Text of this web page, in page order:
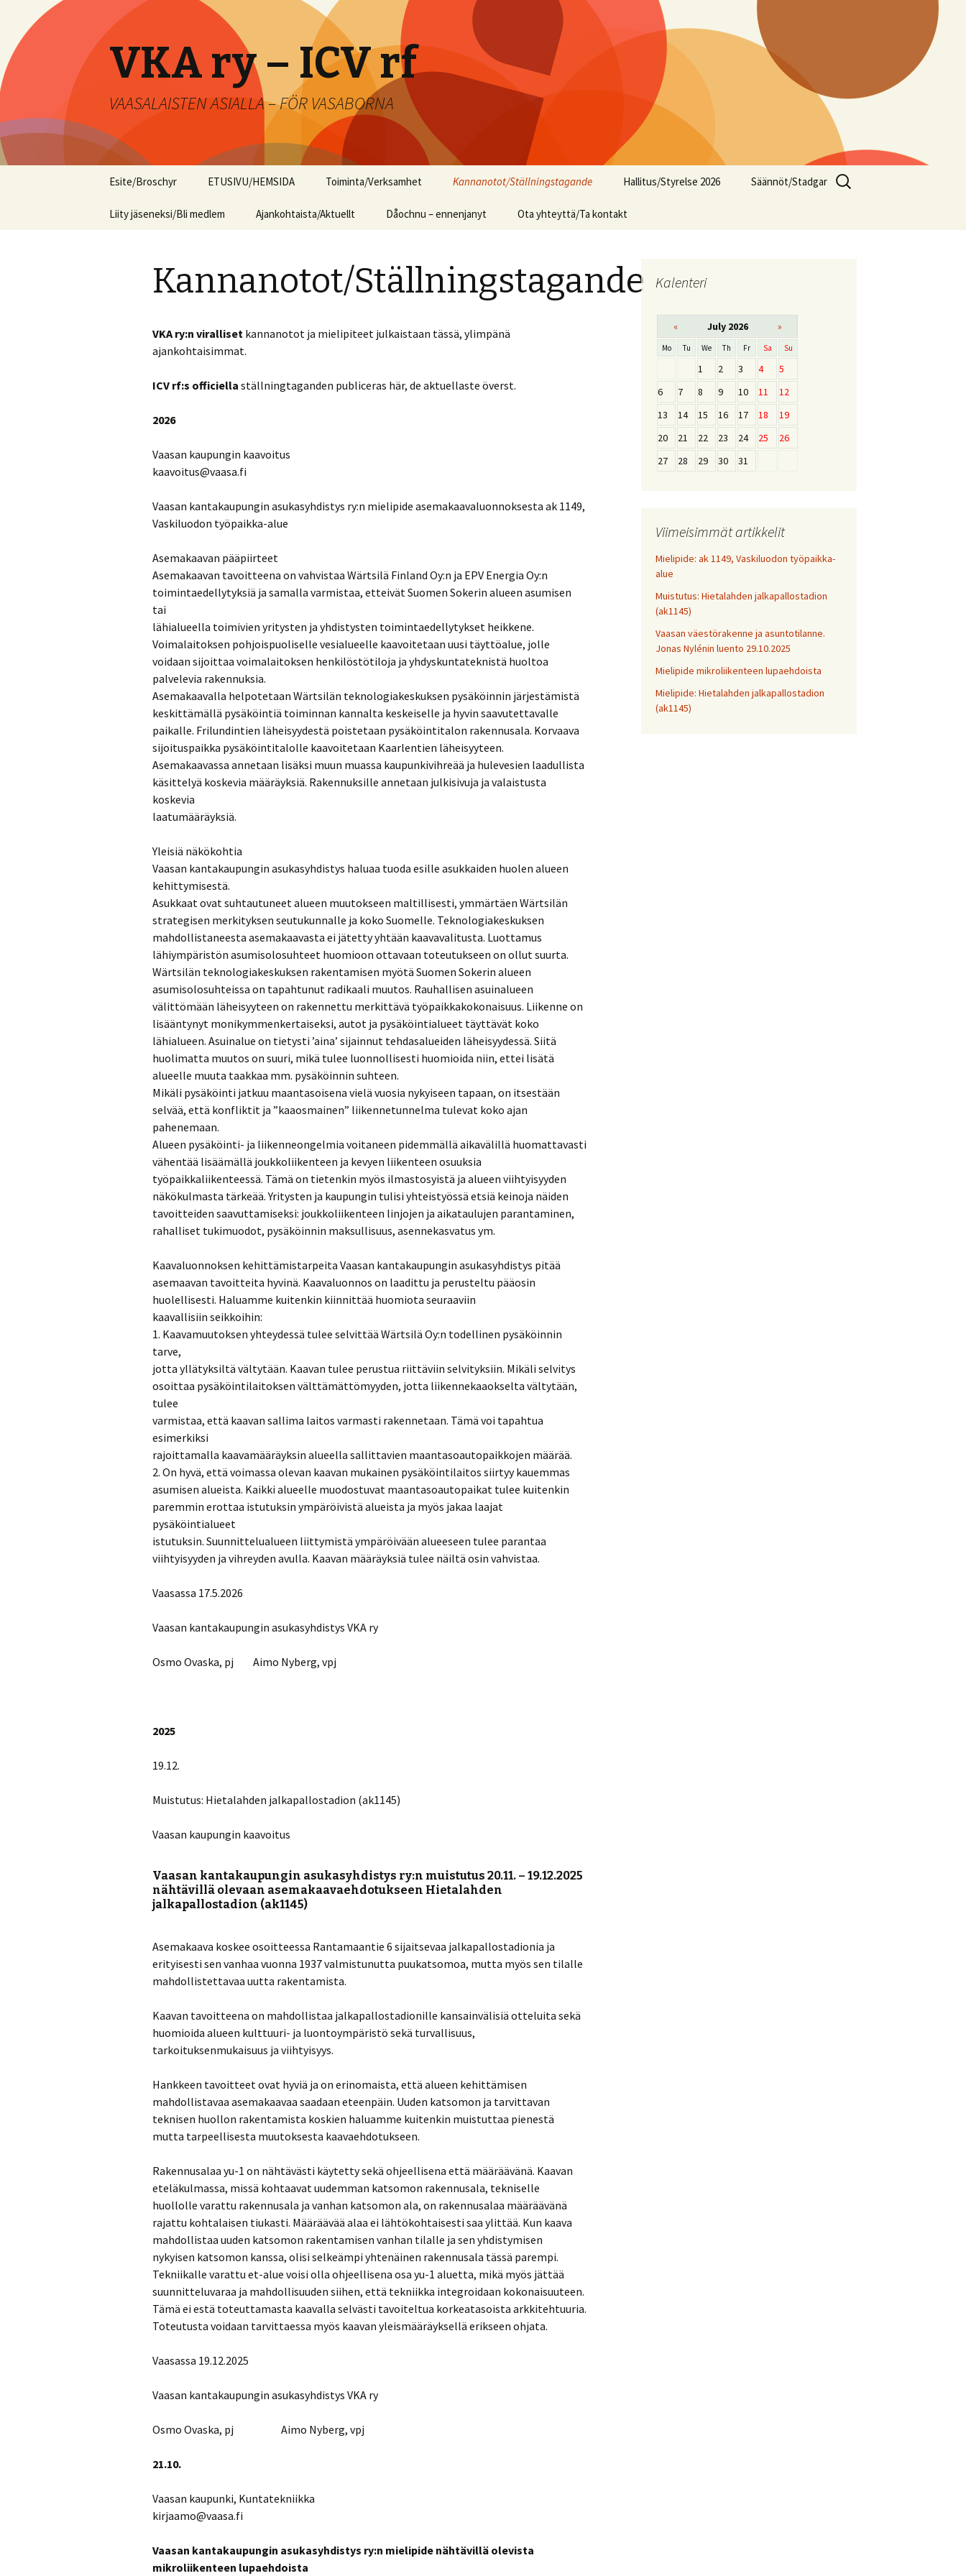
VKA ry – ICV rf
VAASALAISTEN ASIALLA – FÖR VASABORNA
Siirry
sisältöön
Esite/Broschyr ETUSIVU/HEMSIDA Toiminta/Verksamhet Kannanotot/Ställningstagande
Musiikkitalo ym. Wärtsilän
entiselle
Hallitus/Styrelse 2026 Säännöt/Stadgar
Liity jäseneksi/Bli medlem Ajankohtaista/Aktuellt Dåochnu – ennenjanyt Ota yhteyttä/Ta kontakt
Haku:
Kannanotot/Ställningstagande
VKA ry:n viralliset kannanotot ja mielipiteet julkaistaan tässä, ylimpänä
ajankohtaisimmat.
ICV rf:s officiella ställningtaganden publiceras här, de aktuellaste överst.
2026
Vaasan kaupungin kaavoitus
kaavoitus@vaasa.fi
Vaasan kantakaupungin asukasyhdistys ry:n mielipide asemakaavaluonnoksesta ak 1149,
Vaskiluodon työpaikka-alue
Asemakaavan pääpiirteet
Asemakaavan tavoitteena on vahvistaa Wärtsilä Finland Oy:n ja EPV Energia Oy:n
toimintaedellytyksiä ja samalla varmistaa, etteivät Suomen Sokerin alueen asumisen
tai
lähialueella toimivien yritysten ja yhdistysten toimintaedellytykset heikkene.
Voimalaitoksen pohjoispuoliselle vesialueelle kaavoitetaan uusi täyttöalue, jolle
voidaan sijoittaa voimalaitoksen henkilöstötiloja ja yhdyskuntateknistä huoltoa
palvelevia rakennuksia.
Asemakaavalla helpotetaan Wärtsilän teknologiakeskuksen pysäköinnin järjestämistä
keskittämällä pysäköintiä toiminnan kannalta keskeiselle ja hyvin saavutettavalle
paikalle. Frilundintien läheisyydestä poistetaan pysäköintitalon rakennusala. Korvaava
sijoituspaikka pysäköintitalolle kaavoitetaan Kaarlentien läheisyyteen.
Asemakaavassa annetaan lisäksi muun muassa kaupunkivihreää ja hulevesien laadullista
käsittelyä koskevia määräyksiä. Rakennuksille annetaan julkisivuja ja valaistusta
koskevia
laatumääräyksiä.
Yleisiä näkökohtia
Vaasan kantakaupungin asukasyhdistys haluaa tuoda esille asukkaiden huolen alueen
kehittymisestä.
Asukkaat ovat suhtautuneet alueen muutokseen maltillisesti, ymmärtäen Wärtsilän
strategisen merkityksen seutukunnalle ja koko Suomelle. Teknologiakeskuksen
mahdollistaneesta asemakaavasta ei jätetty yhtään kaavavalitusta. Luottamus
lähiympäristön asumisolosuhteet huomioon ottavaan toteutukseen on ollut suurta.
Wärtsilän teknologiakeskuksen rakentamisen myötä Suomen Sokerin alueen
asumisolosuhteissa on tapahtunut radikaali muutos. Rauhallisen asuinalueen
välittömään läheisyyteen on rakennettu merkittävä työpaikkakokonaisuus. Liikenne on
lisääntynyt monikymmenkertaiseksi, autot ja pysäköintialueet täyttävät koko
lähialueen. Asuinalue on tietysti ’aina’ sijainnut tehdasalueiden läheisyydessä. Siitä
huolimatta muutos on suuri, mikä tulee luonnollisesti huomioida niin, ettei lisätä
alueelle muuta taakkaa mm. pysäköinnin suhteen.
Mikäli pysäköinti jatkuu maantasoisena vielä vuosia nykyiseen tapaan, on itsestään
selvää, että konfliktit ja ”kaaosmainen” liikennetunnelma tulevat koko ajan
pahenemaan.
Alueen pysäköinti- ja liikenneongelmia voitaneen pidemmällä aikavälillä huomattavasti
vähentää lisäämällä joukkoliikenteen ja kevyen liikenteen osuuksia
työpaikkaliikenteessä. Tämä on tietenkin myös ilmastosyistä ja alueen viihtyisyyden
näkökulmasta tärkeää. Yritysten ja kaupungin tulisi yhteistyössä etsiä keinoja näiden
tavoitteiden saavuttamiseksi: joukkoliikenteen linjojen ja aikataulujen parantaminen,
rahalliset tukimuodot, pysäköinnin maksullisuus, asennekasvatus ym.
Kaavaluonnoksen kehittämistarpeita Vaasan kantakaupungin asukasyhdistys pitää
asemaavan tavoitteita hyvinä. Kaavaluonnos on laadittu ja perusteltu pääosin
huolellisesti. Haluamme kuitenkin kiinnittää huomiota seuraaviin
kaavallisiin seikkoihin:
1. Kaavamuutoksen yhteydessä tulee selvittää Wärtsilä Oy:n todellinen pysäköinnin
tarve,
jotta yllätyksiltä vältytään. Kaavan tulee perustua riittäviin selvityksiin. Mikäli selvitys
osoittaa pysäköintilaitoksen välttämättömyyden, jotta liikennekaaokselta vältytään,
tulee
varmistaa, että kaavan sallima laitos varmasti rakennetaan. Tämä voi tapahtua
esimerkiksi
rajoittamalla kaavamääräyksin alueella sallittavien maantasoautopaikkojen määrää.
2. On hyvä, että voimassa olevan kaavan mukainen pysäköintilaitos siirtyy kauemmas
asumisen alueista. Kaikki alueelle muodostuvat maantasoautopaikat tulee kuitenkin
paremmin erottaa istutuksin ympäröivistä alueista ja myös jakaa laajat
pysäköintialueet
istutuksin. Suunnittelualueen liittymistä ympäröivään alueeseen tulee parantaa
viihtyisyyden ja vihreyden avulla. Kaavan määräyksiä tulee näiltä osin vahvistaa.
Vaasassa 17.5.2026
Vaasan kantakaupungin asukasyhdistys VKA ry
Osmo Ovaska, pj Aimo Nyberg, vpj
2025
19.12.
Muistutus: Hietalahden jalkapallostadion (ak1145)
Vaasan kaupungin kaavoitus
Vaasan kantakaupungin asukasyhdistys ry:n muistutus 20.11. – 19.12.2025
nähtävillä olevaan asemakaavaehdotukseen Hietalahden
jalkapallostadion (ak1145)
Asemakaava koskee osoitteessa Rantamaantie 6 sijaitsevaa jalkapallostadionia ja
erityisesti sen vanhaa vuonna 1937 valmistunutta puukatsomoa, mutta myös sen tilalle
mahdollistettavaa uutta rakentamista.
Kaavan tavoitteena on mahdollistaa jalkapallostadionille kansainvälisiä otteluita sekä
huomioida alueen kulttuuri- ja luontoympäristö sekä turvallisuus,
tarkoituksenmukaisuus ja viihtyisyys.
Hankkeen tavoitteet ovat hyviä ja on erinomaista, että alueen kehittämisen
mahdollistavaa asemakaavaa saadaan eteenpäin. Uuden katsomon ja tarvittavan
teknisen huollon rakentamista koskien haluamme kuitenkin muistuttaa pienestä
mutta tarpeellisesta muutoksesta kaavaehdotukseen.
Rakennusalaa yu-1 on nähtävästi käytetty sekä ohjeellisena että määräävänä. Kaavan
eteläkulmassa, missä kohtaavat uudemman katsomon rakennusala, tekniselle
huollolle varattu rakennusala ja vanhan katsomon ala, on rakennusalaa määräävänä
rajattu kohtalaisen tiukasti. Määräävää alaa ei lähtökohtaisesti saa ylittää. Kun kaava
mahdollistaa uuden katsomon rakentamisen vanhan tilalle ja sen yhdistymisen
nykyisen katsomon kanssa, olisi selkeämpi yhtenäinen rakennusala tässä parempi.
Tekniikalle varattu et-alue voisi olla ohjeellisena osa yu-1 aluetta, mikä myös jättää
suunnitteluvaraa ja mahdollisuuden siihen, että tekniikka integroidaan kokonaisuuteen.
Tämä ei estä toteuttamasta kaavalla selvästi tavoiteltua korkeatasoista arkkitehtuuria.
Toteutusta voidaan tarvittaessa myös kaavan yleismääräyksellä erikseen ohjata.
Vaasassa 19.12.2025
Vaasan kantakaupungin asukasyhdistys VKA ry
Osmo Ovaska, pj Aimo Nyberg, vpj
21.10.
Vaasan kaupunki, Kuntatekniikka
kirjaamo@vaasa.fi
Vaasan kantakaupungin asukasyhdistys ry:n mielipide nähtävillä olevista
mikroliikenteen lupaehdoista
Kalenteri
« July 2026 »
Mo Tu We Th Fr Sa Su
1 2 3 4
5
6
7 8 9 10 11
12
13
14 15 16 17 18
19
20
21 22 23 24 25
26
27
28 29 30 31
Viimeisimmät artikkelit
Mielipide: ak 1149, Vaskiluodon työpaikka-
alue
Muistutus: Hietalahden jalkapallostadion
(ak1145)
Vaasan väestörakenne ja asuntotilanne.
Jonas Nylénin luento 29.10.2025
Mielipide mikroliikenteen lupaehdoista
Mielipide: Hietalahden jalkapallostadion
(ak1145)